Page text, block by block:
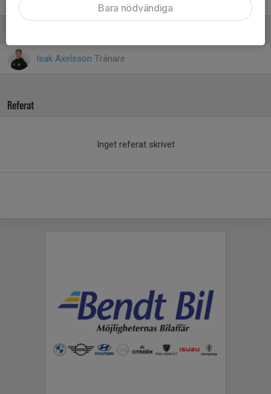
Isak Axelsson Tränare
Referat
Inget referat skrivet
Bara nödvändiga